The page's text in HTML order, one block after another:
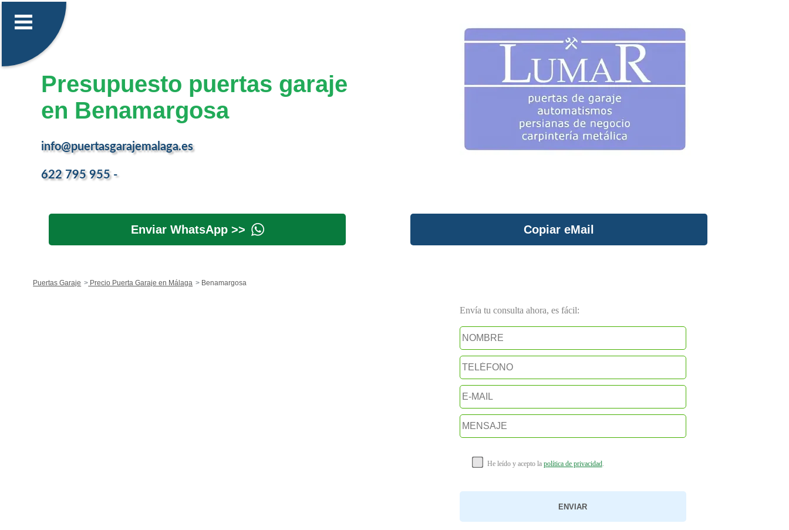
Presupuesto puertas garaje
en Benamargosa
info@puertasgarajemalaga.es
622 795 955 -
Enviar WhatsApp >> Copiar eMail
Puertas Garaje Precio Puerta Garaje en Málaga Benamargosa
Envía tu consulta ahora, es fácil:
He leído y acepto la política de privacidad.